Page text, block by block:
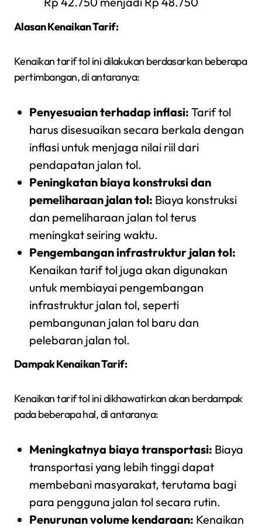
Alasan Kenaikan Tarif:
Kenaikan tarif tol ini dilakukan berdasarkan beberapa
pertimbangan, di antaranya:
Penyesuaian terhadap inflasi: Tarif tol
harus disesuaikan secara berkala dengan
inflasi untuk menjaga nilai riil dari
pendapatan jalan tol.
Peningkatan biaya konstruksi dan
pemeliharaan jalan tol: Biaya konstruksi
dan pemeliharaan jalan tol terus
meningkat seiring waktu.
Pengembangan infrastruktur jalan tol:
Kenaikan tarif tol juga akan digunakan
untuk membiayai pengembangan
infrastruktur jalan tol, seperti
pembangunan jalan tol baru dan
pelebaran jalan tol.
Dampak Kenaikan Tarif:
Kenaikan tarif tol ini dikhawatirkan akan berdampak
pada beberapa hal, di antaranya:
Meningkatnya biaya transportasi: Biaya
transportasi yang lebih tinggi dapat
membebani masyarakat, terutama bagi
para pengguna jalan tol secara rutin.
Penurunan volume kendaraan: Kenaikan